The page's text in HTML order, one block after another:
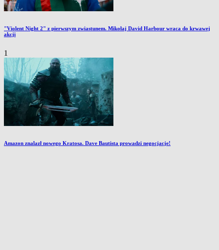
"Violent Night 2" z pierwszym zwiastunem. Mikołaj David Harbour wraca do krwawej
akcji
1
Amazon znalazł nowego Kratosa. Dave Bautista prowadzi negocjacje!